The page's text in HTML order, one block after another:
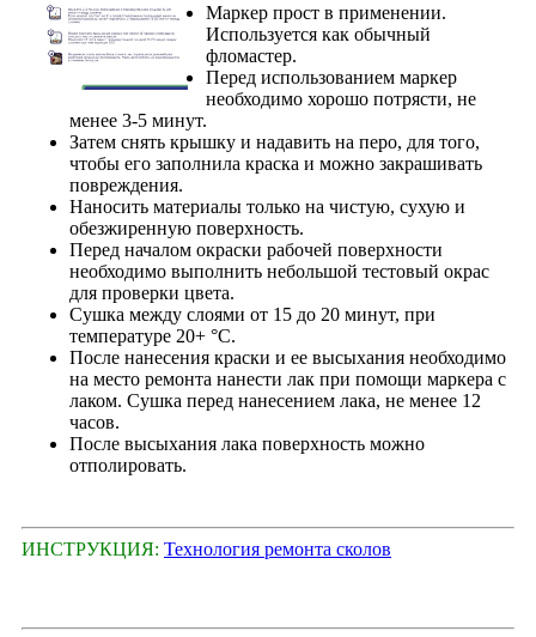
Маркер прост в применении.
Используется как обычный
фломастер.
Перед использованием маркер
необходимо хорошо потрясти, не
менее 3-5 минут.
Затем снять крышку и надавить на перо, для того,
чтобы его заполнила краска и можно закрашивать
повреждения.
Наносить материалы только на чистую, сухую и
обезжиренную поверхность.
Перед началом окраски рабочей поверхности
необходимо выполнить небольшой тестовый окрас
для проверки цвета.
Сушка между слоями от 15 до 20 минут, при
температуре 20+ °С.
После нанесения краски и ее высыхания необходимо
на место ремонта нанести лак при помощи маркера с
лаком. Сушка перед нанесением лака, не менее 12
часов.
После высыхания лака поверхность можно
отполировать.
ИНСТРУКЦИЯ: Технология ремонта сколов